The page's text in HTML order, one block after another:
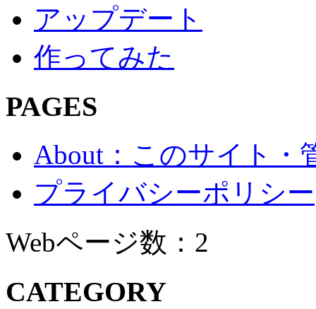
アップデート
作ってみた
PAGES
About：このサイト・
プライバシーポリシー
Webページ数：2
CATEGORY